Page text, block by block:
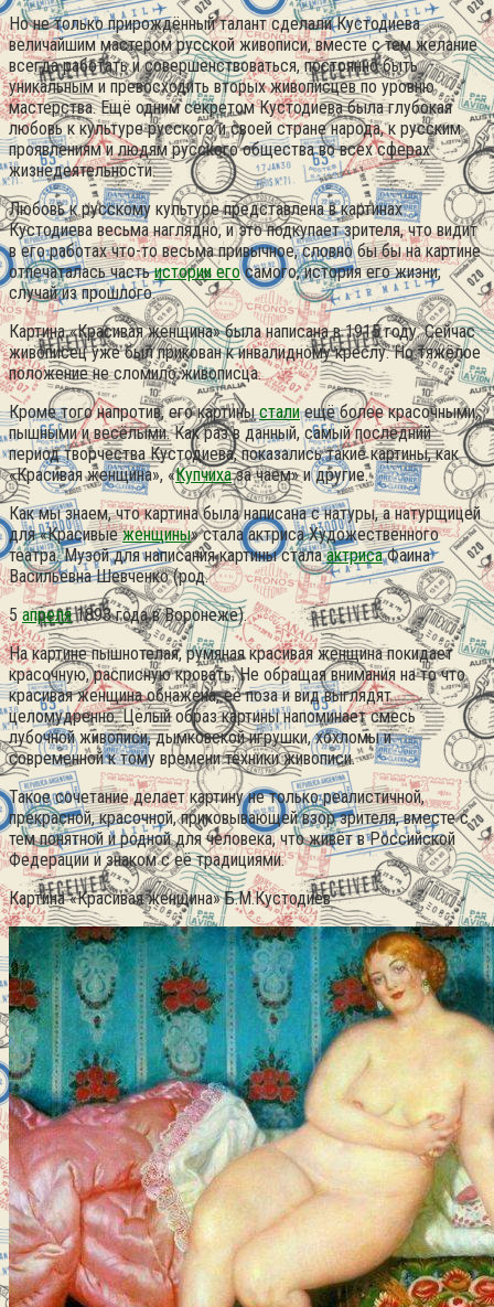
Но не только прирождённый талант сделали Кустодиева
величайшим мастером русской живописи, вместе с тем желание
всегда работать и совершенствоваться, постоянно быть
уникальным и превосходить вторых живописцев по уровню
мастерства. Ещё одним секретом Кустодиева была глубокая
любовь к культуре русского и своей стране народа, к русским
проявлениям и людям русского общества во всех сферах
жизнедеятельности.
Любовь к русскому культуре представлена в картинах
Кустодиева весьма наглядно, и это подкупает зрителя, что видит
в его работах что-то весьма привычное, словно бы бы на картине
отпечаталась частьистории егосамого, история его жизни,
случай из прошлого.
Картина «Красивая женщина» была написана в 1915 году. Сейчас
живописец уже был прикован к инвалидному креслу. Но тяжёлое
положение не сломило живописца.
Кроме того напротив, его картинысталиещё более красочными,
пышными и весёлыми. Как раз в данный, самый последний
период творчества Кустодиева, показались такие картины, как
«Красивая женщина», «Купчихаза чаем» и другие.
Как мы знаем, что картина была написана с натуры, а натурщицей
для «Красивыеженщины» стала актриса Художественного
театра. Музой для написания картины сталаактрисаФаина
Васильевна Шевченко (род.
5апреля1893 года в Воронеже).
На картине пышнотелая, румяная красивая женщина покидает
красочную, расписную кровать. Не обращая внимания на то что
красивая женщина обнажена, её поза и вид выглядят
целомудренно. Целый образ картины напоминает смесь
лубочной живописи, дымковской игрушки, хохломы и
современной к тому времени техники живописи.
Такое сочетание делает картину не только реалистичной,
прекрасной, красочной, приковывающей взор зрителя, вместе с
тем понятной и родной для человека, что живёт в Российской
Федерации и знаком с её традициями.
Картина «Красивая женщина» Б.М.Кустодиев